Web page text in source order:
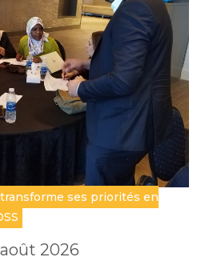
ses priorités en
2026